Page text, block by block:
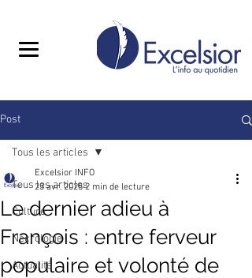
Post
Tous les articles
Culture
Nécrologie
Actualité
Tous les articles
Le dernier adieu à
François : entre ferveur
populaire et volonté de
Excelsior INFO
23 avr. 2025 2 min de lecture